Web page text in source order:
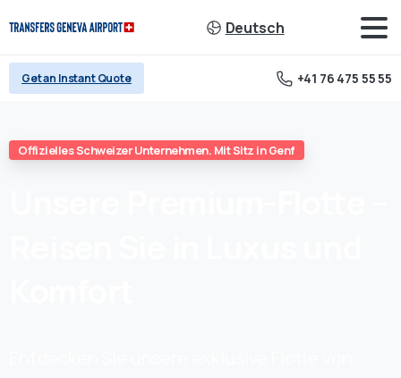
Deutsch
Get an Instant Quote +41 76 475 55 55
Offizielles Schweizer Unternehmen. Mit Sitz in Genf